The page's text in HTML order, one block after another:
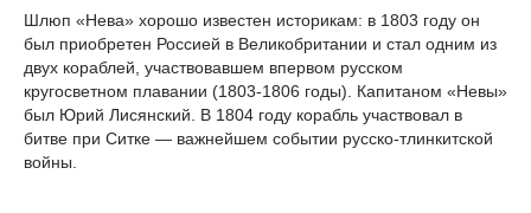
Шлюп «Нева» хорошо известен историкам: в 1803 году он
был приобретен Россией в Великобритании и стал одним из
двух кораблей, участвовавшем впервом русском
кругосветном плавании (1803-1806 годы). Капитаном «Невы»
был Юрий Лисянский. В 1804 году корабль участвовал в
битве при Ситке — важнейшем событии русско-тлинкитской
войны.